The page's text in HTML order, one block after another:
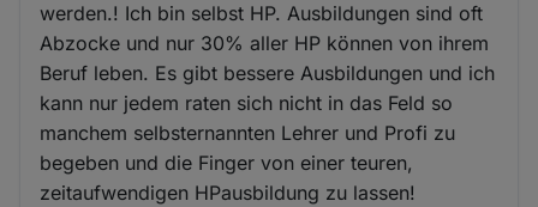
werden.! Ich bin selbst HP. Ausbildungen sind oft
Abzocke und nur 30% aller HP können von ihrem
Beruf leben. Es gibt bessere Ausbildungen und ich
kann nur jedem raten sich nicht in das Feld so
manchem selbsternannten Lehrer und Profi zu
begeben und die Finger von einer teuren,
zeitaufwendigen HPausbildung zu lassen!